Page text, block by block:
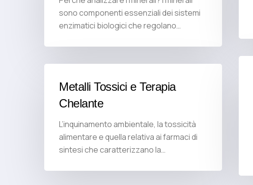
sono componenti essenziali dei sistemi
enzimatici biologici che regolano…
Metalli Tossici e Terapia
Chelante
L’inquinamento ambientale, la tossicità
alimentare e quella relativa ai farmaci di
sintesi che caratterizzano la…